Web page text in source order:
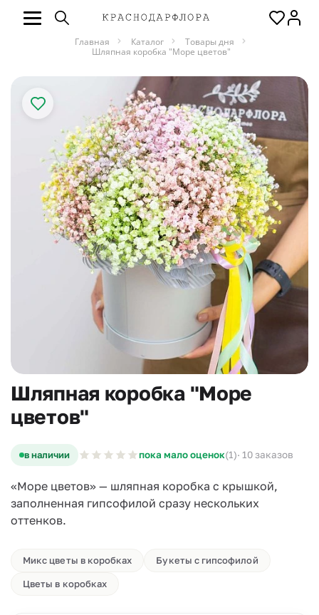
Главная Каталог
Товары дня
Шляпная коробка "Море цветов"
Шляпная коробка "Море
цветов"
в наличии пока мало оценок(1)· 10 заказов
«Море цветов» — шляпная коробка с крышкой,
заполненная гипсофилой сразу нескольких
оттенков.
Микс цветы в коробках Букеты с гипсофилой
Цветы в коробках